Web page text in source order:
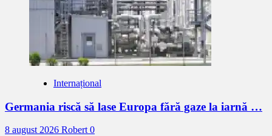
Internațional
Germania riscă să lase Europa fără gaze la iarnă …
8 august 2026 Robert0